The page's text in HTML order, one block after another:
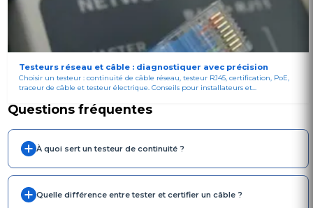
Testeurs réseau et câble : diagnostiquer avec précision
Choisir un testeur : continuité de câble réseau, testeur RJ45, certification, PoE,
traceur de câble et testeur électrique. Conseils pour installateurs et...
Questions fréquentes
À quoi sert un testeur de continuité ?
Quelle différence entre tester et certifier un câble ?